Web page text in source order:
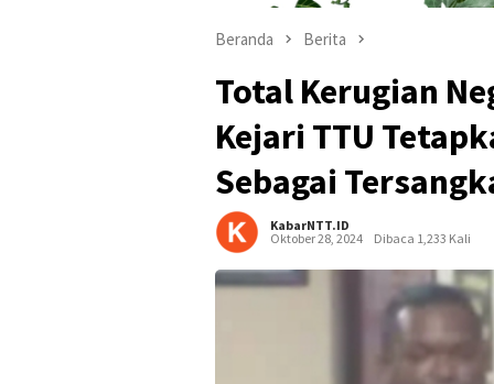
Beranda Berita
Total Kerugian
Kejari TTU
Sebagai
KabarNTT.ID
Oktober 28, 2024
Dibaca 1,233 Kali